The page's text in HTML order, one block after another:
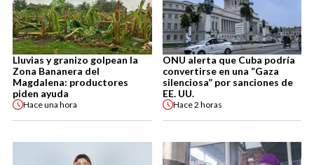
Lluvias y granizo golpean la
Zona Bananera del
Magdalena: productores
piden ayuda
Haceuna hora
ONU alerta que Cuba podría
convertirse en una “Gaza
silenciosa” por sanciones de
EE. UU.
Hace2 horas